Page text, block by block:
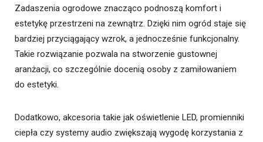
Zadaszenia ogrodowe znacząco podnoszą komfort i
estetykę przestrzeni na zewnątrz. Dzięki nim ogród staje się
bardziej przyciągający wzrok, a jednocześnie funkcjonalny.
Takie rozwiązanie pozwala na stworzenie gustownej
aranżacji, co szczególnie docenią osoby z zamiłowaniem
do estetyki.
Dodatkowo, akcesoria takie jak oświetlenie LED, promienniki
ciepła czy systemy audio zwiększają wygodę korzystania z